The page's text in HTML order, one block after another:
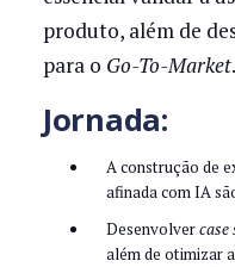
produto, além de
para o Go-To-Market.
Jornada:
A construção de
afinada com IA
Desenvolvercase
além de otimizar